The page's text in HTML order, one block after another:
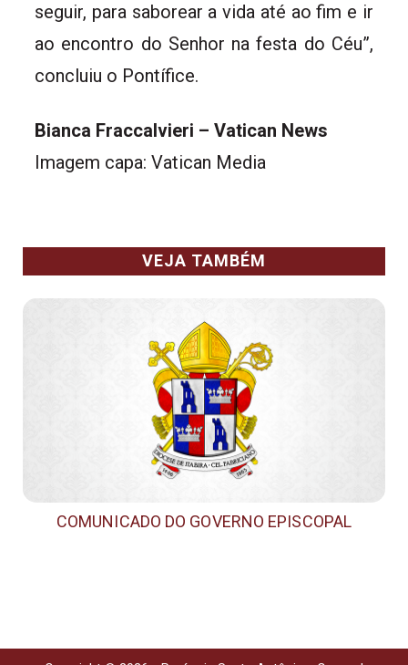
seguir, para saborear a vida até ao fim e ir
ao encontro do Senhor na festa do Céu”,
concluiu o Pontífice.
Bianca Fraccalvieri – Vatican News
Imagem capa: Vatican Media
VEJA TAMBÉM
COMUNICADO DO GOVERNO EPISCOPAL